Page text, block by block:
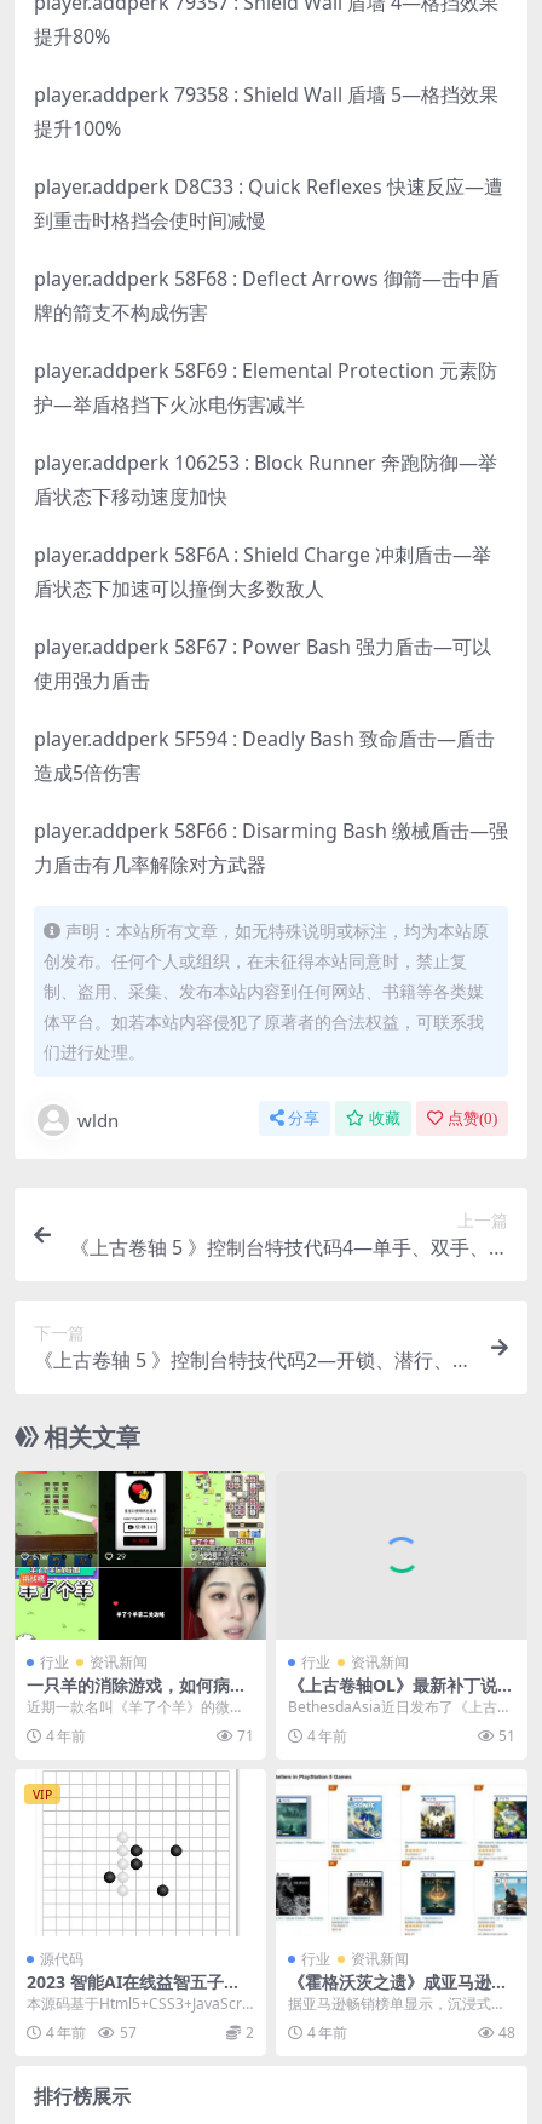
提升80%
player.addperk 79358 : Shield Wall 盾墙 5—格挡效果
提升100%
player.addperk D8C33 : Quick Reflexes 快速反应—遭
到重击时格挡会使时间减慢
player.addperk 58F68 : Deflect Arrows 御箭—击中盾
牌的箭支不构成伤害
player.addperk 58F69 : Elemental Protection 元素防
护—举盾格挡下火冰电伤害减半
player.addperk 106253 : Block Runner 奔跑防御—举
盾状态下移动速度加快
player.addperk 58F6A : Shield Charge 冲刺盾击—举
盾状态下加速可以撞倒大多数敌人
player.addperk 58F67 : Power Bash 强力盾击—可以
使用强力盾击
player.addperk 5F594 : Deadly Bash 致命盾击—盾击
造成5倍伤害
player.addperk 58F66 : Disarming Bash 缴械盾击—强
力盾击有几率解除对方武器
声明：本站所有文章，如无特殊说明或标注，均为本站原
创发布。任何个人或组织，在未征得本站同意时，禁止复
制、盗用、采集、发布本站内容到任何网站、书籍等各类媒
体平台。如若本站内容侵犯了原著者的合法权益，可联系我
们进行处理。
wldn 分享 收藏 点赞(0)
上一篇
《上古卷轴 5 》控制台特技代码4—单手、双手、箭
下一篇
《上古卷轴 5 》控制台特技代码2—开锁、潜行、偷
相关文章
行业 资讯新闻
一只羊的消除游戏，如何病毒
式传播？
近期一款名叫《羊了个羊》的微信
小游戏火出圈层，不仅几天内，抖
音相关视频就已经突破...
4 年前 71
行业 资讯新闻
《上古卷轴OL》最新补丁说明
瓜尔蜥蜴幼崽宠物免费送
BethesdaAsia近日发布了《上古卷
轴OL》最新补丁说明。官方表示已
经修复...
4 年前 51
VIP
源代码
2023 智能AI在线益智五子棋
网站源码
本源码基于Html5+CSS3+JavaScrip
t，index.html已被压...
4 年前 57 2
行业 资讯新闻
《霍格沃茨之遗》成亚马逊最
热销PS5游戏 2月10日发售
据亚马逊畅销榜单显示，沉浸式开
放世界动作角色扮演游戏《霍格沃
茨之遗》成为该平台最...
4 年前 48
排行榜展示